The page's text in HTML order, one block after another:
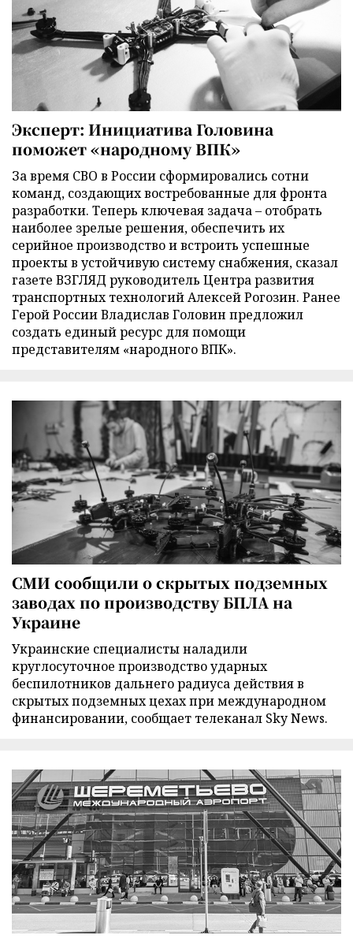
Эксперт: Инициатива Головина
поможет «народному ВПК»
За время СВО в России сформировались сотни
команд, создающих востребованные для фронта
разработки. Теперь ключевая задача – отобрать
наиболее зрелые решения, обеспечить их
серийное производство и встроить успешные
проекты в устойчивую систему снабжения, сказал
газете ВЗГЛЯД руководитель Центра развития
транспортных технологий Алексей Рогозин. Ранее
Герой России Владислав Головин предложил
создать единый ресурс для помощи
представителям «народного ВПК».
СМИ сообщили о скрытых подземных
заводах по производству БПЛА на
Украине
Украинские специалисты наладили
круглосуточное производство ударных
беспилотников дальнего радиуса действия в
скрытых подземных цехах при международном
финансировании, сообщает телеканал Sky News.